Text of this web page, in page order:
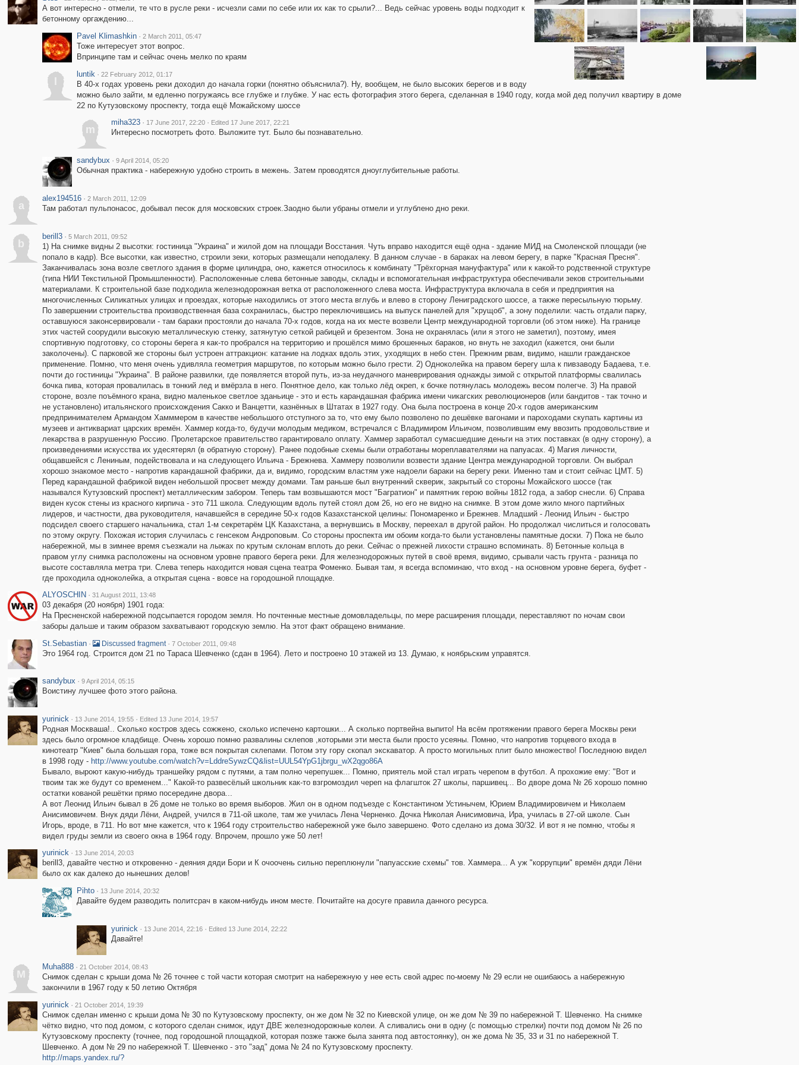
А вот интересно - отмели, те что в русле реки - исчезли сами по себе или их как то срыли?... Ведь сейчас уровень воды подходит к
бетонному оргаждению...
Pavel Klimashkin · 2 March 2011, 05:47
Тоже интересует этот вопрос.
Впринципе там и сейчас очень мелко по краям
luntik · 22 February 2012, 01:17
В 40-х годах уровень реки доходил до начала горки (понятно объяснила?). Ну, вообщем, не было высоких берегов и в воду
можно было зайти, м едленно погружаясь все глубже и глубже. У нас есть фотография этого берега, сделанная в 1940 году, когда мой дед получил квартиру в доме
22 по Кутузовскому проспекту, тогда ещё Можайскому шоссе
m
miha323 · 17 June 2017, 22:20 · Edited 17 June 2017, 22:21
Интересно посмотреть фото. Выложите тут. Было бы познавательно.
sandybux · 9 April 2014, 05:20
Обычная практика - набережную удобно строить в межень. Затем проводятся дноуглубительные работы.
a
alex194516 · 2 March 2011, 12:09
Там работал пульпонасос, добывал песок для московских строек.Заодно были убраны отмели и углублено дно реки.
b
berill3 · 5 March 2011, 09:52
1) На снимке видны 2 высотки: гостиница "Украина" и жилой дом на площади Восстания. Чуть вправо находится ещё одна - здание МИД на Смоленской площади (не
попало в кадр). Все высотки, как известно, строили зеки, которых размещали неподалеку. В данном случае - в бараках на левом берегу, в парке "Красная Пресня".
Заканчивалась зона возле светлого здания в форме цилиндра, оно, кажется относилось к комбинату "Трёхгорная мануфактура" или к какой-то родственной структуре
(типа НИИ Текстильной Промышленности). Расположенные слева бетонные заводы, склады и вспомогательная инфраструктура обеспечивали зеков строительными
материалами. К строительной базе подходила железнодорожная ветка от расположенного слева моста. Инфраструктура включала в себя и предприятия на
многочисленных Силикатных улицах и проездах, которые находились от этого места вглубь и влево в сторону Лениградского шоссе, а также пересыльную тюрьму.
По завершении строительства производственная база сохранилась, быстро переключившись на выпуск панелей для "хрущоб", а зону поделили: часть отдали парку,
оставшуюся законсервировали - там бараки простояли до начала 70-х годов, когда на их месте возвели Центр международной торговли (об этом ниже). На границе
этих частей соорудили высокую металлическую стенку, затянутую сеткой рабицей и брезентом. Зона не охранялась (или я этого не заметил), поэтому, имея
спортивную подготовку, со стороны берега я как-то пробрался на территорию и прошёлся мимо брошенных бараков, но внуть не заходил (кажется, они были
заколочены). С парковой же стороны был устроен аттракцион: катание на лодках вдоль этих, уходящих в небо стен. Прежним рвам, видимо, нашли гражданское
применение. Помню, что меня очень удивляла геометрия маршрутов, по которым можно было грести. 2) Одноколейка на правом берегу шла к пивзаводу Бадаева, т.е.
почти до гостиницы "Украина". В районе развилки, где появляется второй путь, из-за неудачного маневрирования однажды зимой с открытой платформы свалилась
бочка пива, которая провалилась в тонкий лед и вмёрзла в него. Понятное дело, как только лёд окреп, к бочке потянулась молодежь весом полегче. 3) На правой
стороне, возле поъёмного крана, видно маленькое светлое зданьице - это и есть карандашная фабрика имени чикагских революционеров (или бандитов - так точно и
не установлено) итальянского происхождения Сакко и Ванцетти, казнённых в Штатах в 1927 году. Она была построена в конце 20-х годов американским
предпринимателем Армандом Хамммером в качестве небольшого отступного за то, что ему было позволено по дешёвке вагонами и пароходами скупать картины из
музеев и антиквариат царских времён. Хаммер когда-то, будучи молодым медиком, встречался с Владимиром Ильичом, позволившим ему ввозить продовольствие и
лекарства в разрушенную Россию. Пролетарское правительство гарантировало оплату. Хаммер заработал сумасшедшие деньги на этих поставках (в одну сторону), а
произведениями искусства их удесятерял (в обратную сторону). Ранее подобные схемы были отработаны мореплавателями на папуасах. 4) Магия личности,
общавшейся с Лениным, подействовала и на следующего Ильича - Брежнева. Хаммеру позволили возвести здание Центра международной торговли. Он выбрал
хорошо знакомое место - напротив карандашной фабрики, да и, видимо, городским властям уже надоели бараки на берегу реки. Именно там и стоит сейчас ЦМТ. 5)
Перед карандашной фабрикой виден небольшой просвет между домами. Там раньше был внутренний скверик, закрытый со стороны Можайского шоссе (так
назывался Кутузовский проспект) металлическим забором. Теперь там возвышаются мост "Багратион" и памятник герою войны 1812 года, а забор снесли. 6) Справа
виден кусок стены из красного кирпича - это 711 школа. Следующим вдоль путей стоял дом 26, но его не видно на снимке. В этом доме жило много партийных
лидеров, и частности, два руководителя, начавшейся в середине 50-х годов Казахстанской целины: Пономаренко и Брежнев. Младший - Леонид Ильич - быстро
подсидел своего старшего начальника, стал 1-м секретарём ЦК Казахстана, а вернувшись в Москву, переехал в другой район. Но продолжал числиться и голосовать
по этому округу. Похожая история случилась с генсеком Андроповым. Со стороны проспекта им обоим когда-то были установлены памятные доски. 7) Пока не было
набережной, мы в зимнее время съезжали на лыжах по крутым склонам вплоть до реки. Сейчас о прежней лихости страшно вспоминать. 8) Бетонные кольца в
правом углу снимка расположены на основном уровне правого берега реки. Для железнодорожных путей в своё время, видимо, срывали часть грунта - разница по
высоте составляла метра три. Слева теперь находится новая сцена театра Фоменко. Бывая там, я всегда вспоминаю, что вход - на основном уровне берега, буфет -
где проходила одноколейка, а открытая сцена - вовсе на городошной площадке.
ALYOSCHIN · 31 August 2011, 13:48
03 декабря (20 ноября) 1901 года:
На Пресненской набережной подсыпается городом земля. Но почтенные местные домовладельцы, по мере расширения площади, переставляют по ночам свои
заборы дальше и таким образом захватывают городскую землю. На этот факт обращено внимание.
St.Sebastian · Discussed fragment · 7 October 2011, 09:48
Это 1964 год. Строится дом 21 по Тараса Шевченко (сдан в 1964). Лето и построено 10 этажей из 13. Думаю, к ноябрьским управятся.
sandybux · 9 April 2014, 05:15
Воистину лучшее фото этого района.
yurinick · 13 June 2014, 19:55 · Edited 13 June 2014, 19:57
Родная Москваша!.. Сколько костров здесь сожжено, сколько испечено картошки... А сколько портвейна выпито! На всём протяжении правого берега Москвы реки
здесь было огромное кладбище. Очень хорошо помню развалины склепов ,которыми эти места были просто усеяны. Помню, что напротив торцевого входа в
кинотеатр "Киев" была большая гора, тоже вся покрытая склепами. Потом эту гору скопал экскаватор. А просто могильных плит было множество! Последнюю видел
в 1998 году - http://www.youtube.com/watch?v=LddreSywzCQ&list=UUL54YpG1jbrgu_wX2qgo86A
Бывало, выроют какую-нибудь траншейку рядом с путями, а там полно черепушек... Помню, приятель мой стал играть черепом в футбол. А прохожие ему: "Вот и
твоим так же будут со временем..." Какой-то развесёлый школьник как-то взгромоздил череп на флагшток 27 школы, паршивец... Во дворе дома № 26 хорошо помню
остатки кованой решётки прямо посередине двора...
А вот Леонид Ильич бывал в 26 доме не только во время выборов. Жил он в одном подъезде с Константином Устинычем, Юрием Владимировичем и Николаем
Анисимовичем. Внук дяди Лёни, Андрей, учился в 711-ой школе, там же училась Лена Черненко. Дочка Николая Анисимовича, Ира, училась в 27-ой школе. Сын
Игорь, вроде, в 711. Но вот мне кажется, что к 1964 году строительство набережной уже было завершено. Фото сделано из дома 30/32. И вот я не помню, чтобы я
видел груды земли из своего окна в 1964 году. Впрочем, прошло уже 50 лет!
yurinick · 13 June 2014, 20:03
berill3, давайте честно и откровенно - деяния дяди Бори и К очоочень сильно переплюнули "папуасские схемы" тов. Хаммера... А уж "коррупции" времён дяди Лёни
было ох как далеко до нынешних делов!
Pihto · 13 June 2014, 20:32
Давайте будем разводить политсрач в каком-нибудь ином месте. Почитайте на досуге правила данного ресурса.
yurinick · 13 June 2014, 22:16 · Edited 13 June 2014, 22:22
Давайте!
M
Muha888 · 21 October 2014, 08:43
Снимок сделан с крыши дома № 26 точнее с той части которая смотрит на набережную у нее есть свой адрес по-моему № 29 если не ошибаюсь а набережную
закончили в 1967 году к 50 летию Октября
yurinick · 21 October 2014, 19:39
Снимок сделан именно с крыши дома № 30 по Кутузовскому проспекту, он же дом № 32 по Киевской улице, он же дом № 39 по набережной Т. Шевченко. На снимке
чётко видно, что под домом, с которого сделан снимок, идут ДВЕ железнодорожные колеи. А сливались они в одну (с помощью стрелки) почти под домом № 26 по
Кутузовскому проспекту (точнее, под городошной площадкой, которая позже также была занята под автостоянку), он же дома № 35, 33 и 31 по набережной Т.
Шевченко. А дом № 29 по набережной Т. Шевченко - это "зад" дома № 24 по Кутузовскому проспекту.
http://maps.yandex.ru/?